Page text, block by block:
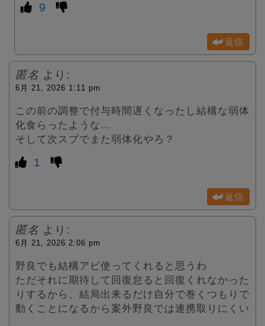
9
返信
匿名 より:
6月 21, 2026 1:11 pm
この前の調整で付与時間遅くなったし結構な弱体
化食らったような…
そして次スプでまた弱体化やろ？
1
返信
匿名 より:
6月 21, 2026 2:06 pm
野良でも結構アビ使ってくれると思うわ
ただそれに期待して回復怠ると回復くれなかった
りするから、結局出来るだけ自分で巻くつもりで
動くことになるから案外野良では連携取りにくい